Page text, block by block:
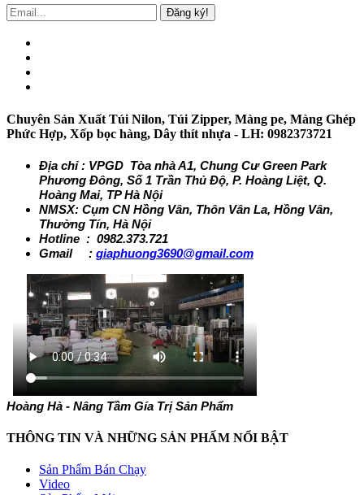
Đăng ký!
Chuyên Sản Xuất Túi Nilon, Túi Zipper, Màng pe, Màng Ghép
Phức Hợp, Xốp bọc hàng, Dây thít nhựa - LH: 0982373721
Địa chỉ : VPGD Tòa nhà A1, Chung Cư Green Park
Phương Đông, Số 1 Trần Thủ Độ, P. Hoàng Liệt, Q.
Hoàng Mai, TP Hà Nội
NMSX: Cụm CN Hồng Vân, Thôn Vân La, Hồng Vân,
Thường Tín, Hà Nội
Hotline : 0982.373.721
Gmail : giaphuong3690@gmail.com
Hoàng Hà - Nâng Tầm Gía Trị Sản Phẩm
THÔNG TIN VÀ NHỮNG SẢN PHẤM NỔI BẬT
Sản Phẩm Bán Chạy
Video